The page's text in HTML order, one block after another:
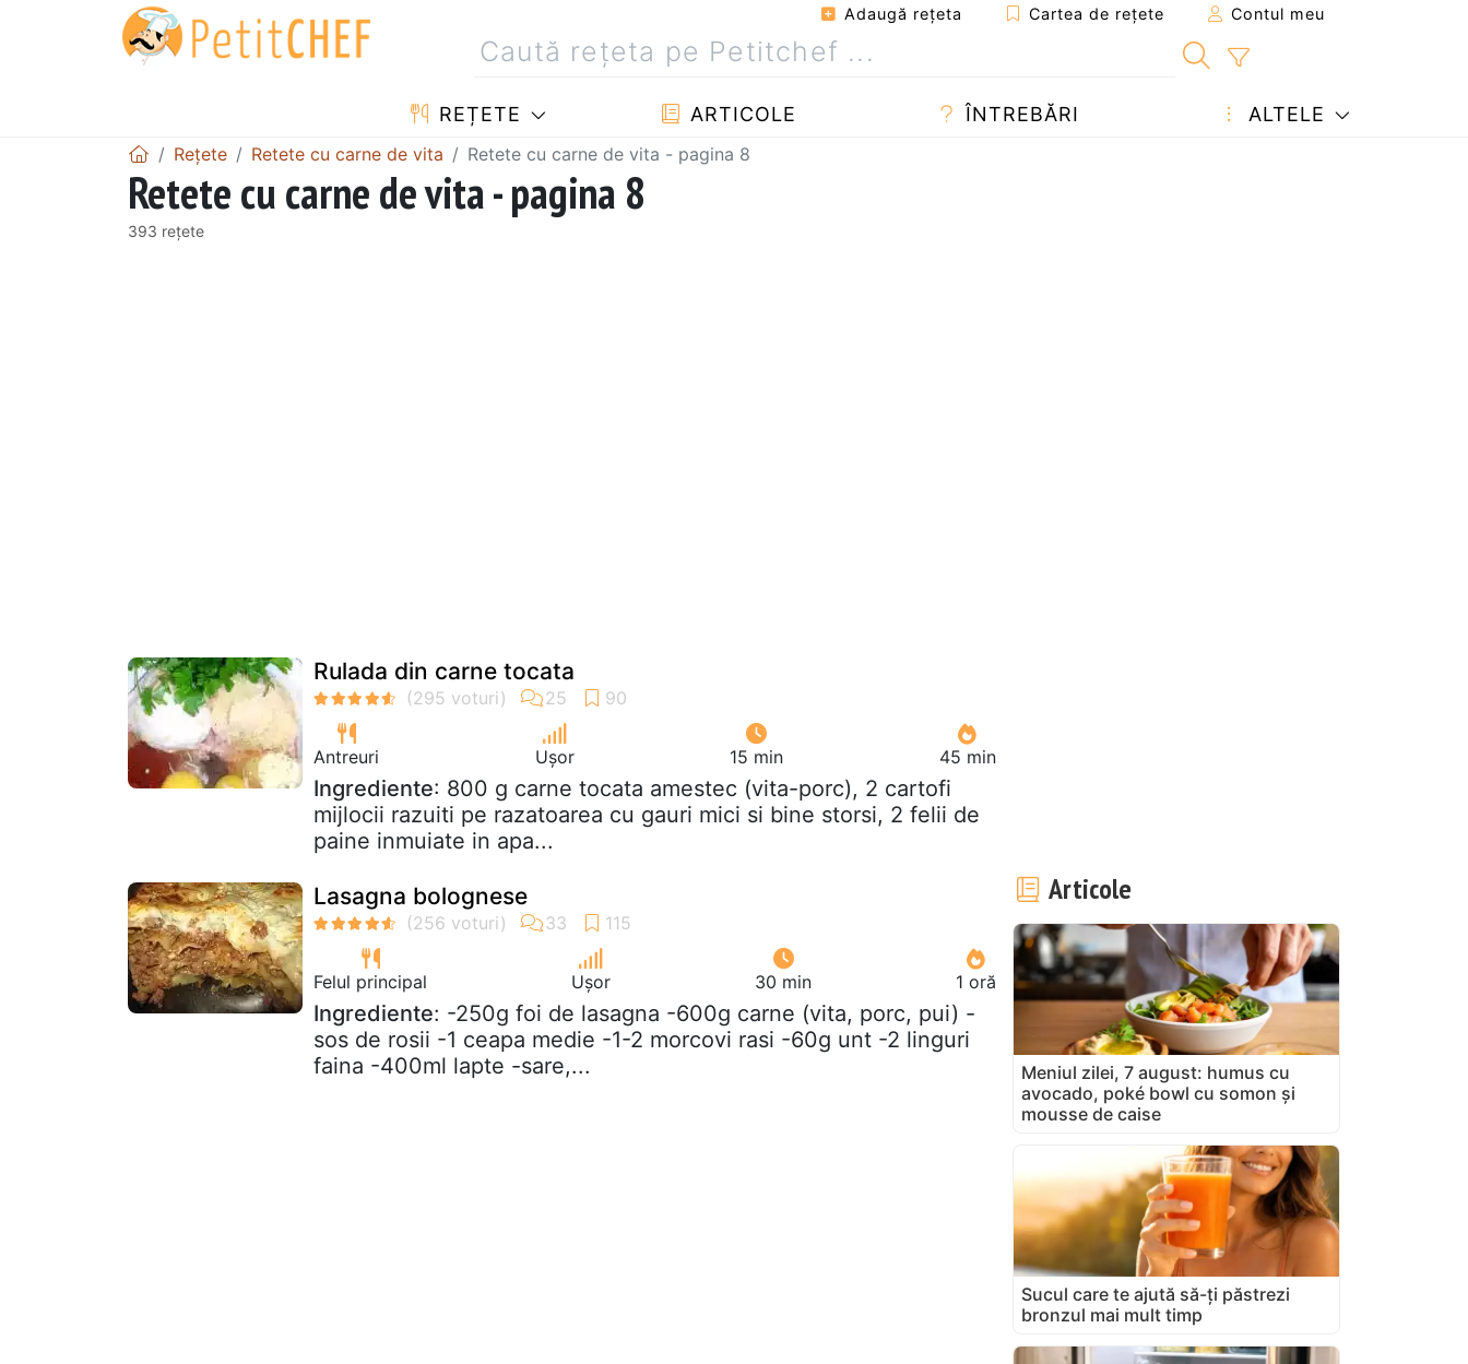
Adaugă reţeta Cartea de rețete Contul meu
REȚETE ARTICOLE ÎNTREBĂRI ALTELE
Rețete Retete cu carne de vita Retete cu carne de vita - pagina 8
Retete cu carne de vita - pagina 8
393 rețete
Rulada din carne tocata
Antreuri Ușor 15 min 45 min
Ingrediente: 800 g carne tocata amestec (vita-porc), 2 cartofi
mijlocii razuiti pe razatoarea cu gauri mici si bine storsi, 2 felii de
paine inmuiate in apa...
Lasagna bolognese
Felul principal Ușor 30 min 1 oră
Ingrediente: -250g foi de lasagna -600g carne (vita, porc, pui) -
sos de rosii -1 ceapa medie -1-2 morcovi rasi -60g unt -2 linguri
faina -400ml lapte -sare,...
Articole
Meniul zilei, 7 august: humus cu
avocado, poké bowl cu somon și
mousse de caise
Sucul care te ajută să-ți păstrezi
bronzul mai mult timp